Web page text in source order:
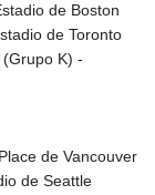
de Boston
de Toronto
K) -
de Vancouver
de Seattle